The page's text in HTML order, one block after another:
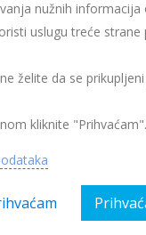
nužnih
uslugu treće strane
želite da se
kliknite "Prihvaćam".